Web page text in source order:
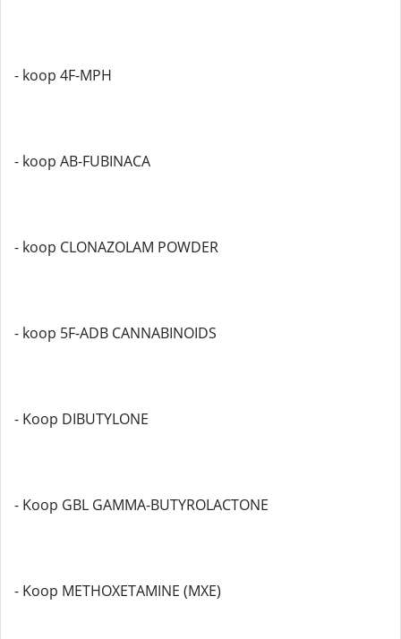
- koop 4F-MPH
- koop AB-FUBINACA
- koop CLONAZOLAM POWDER
- koop 5F-ADB CANNABINOIDS
- Koop DIBUTYLONE
- Koop GBL GAMMA-BUTYROLACTONE
- Koop METHOXETAMINE (MXE)